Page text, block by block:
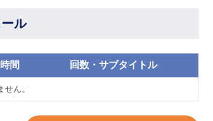
ル
間 回数・サブタイトル
ん。